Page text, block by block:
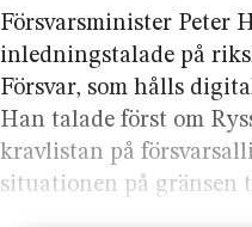
Försvarsminister Peter
inledningstalade på
Försvar, som hålls
Han talade först om
kravlistan på
situationen på gränsen